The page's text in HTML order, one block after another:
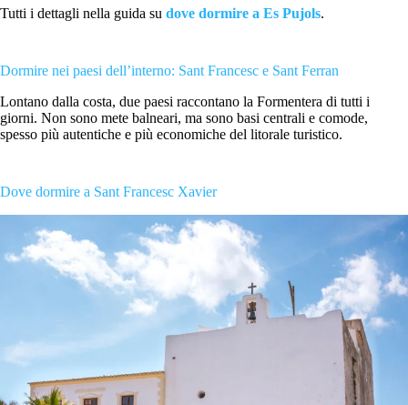
Tutti i dettagli nella guida su dove dormire a Es Pujols.
Dormire nei paesi dell’interno: Sant Francesc e Sant Ferran
Lontano dalla costa, due paesi raccontano la Formentera di tutti i
giorni. Non sono mete balneari, ma sono basi centrali e comode,
spesso più autentiche e più economiche del litorale turistico.
Dove dormire a Sant Francesc Xavier